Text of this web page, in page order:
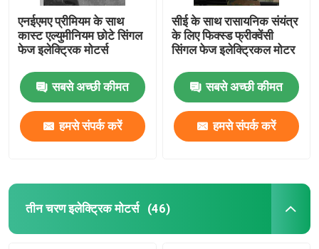
एनईएमए प्रीमियम के साथ
कास्ट एल्युमीनियम छोटे सिंगल
फेज इलेक्ट्रिक मोटर्स
सबसे अच्छी कीमत
हमसे संपर्क करें
सीई के साथ रासायनिक संयंत्र
के लिए फिक्स्ड फ्रीक्वेंसी
सिंगल फेज इलेक्ट्रिकल मोटर
सबसे अच्छी कीमत
हमसे संपर्क करें
तीन चरण इलेक्ट्रिक मोटर्स (46)